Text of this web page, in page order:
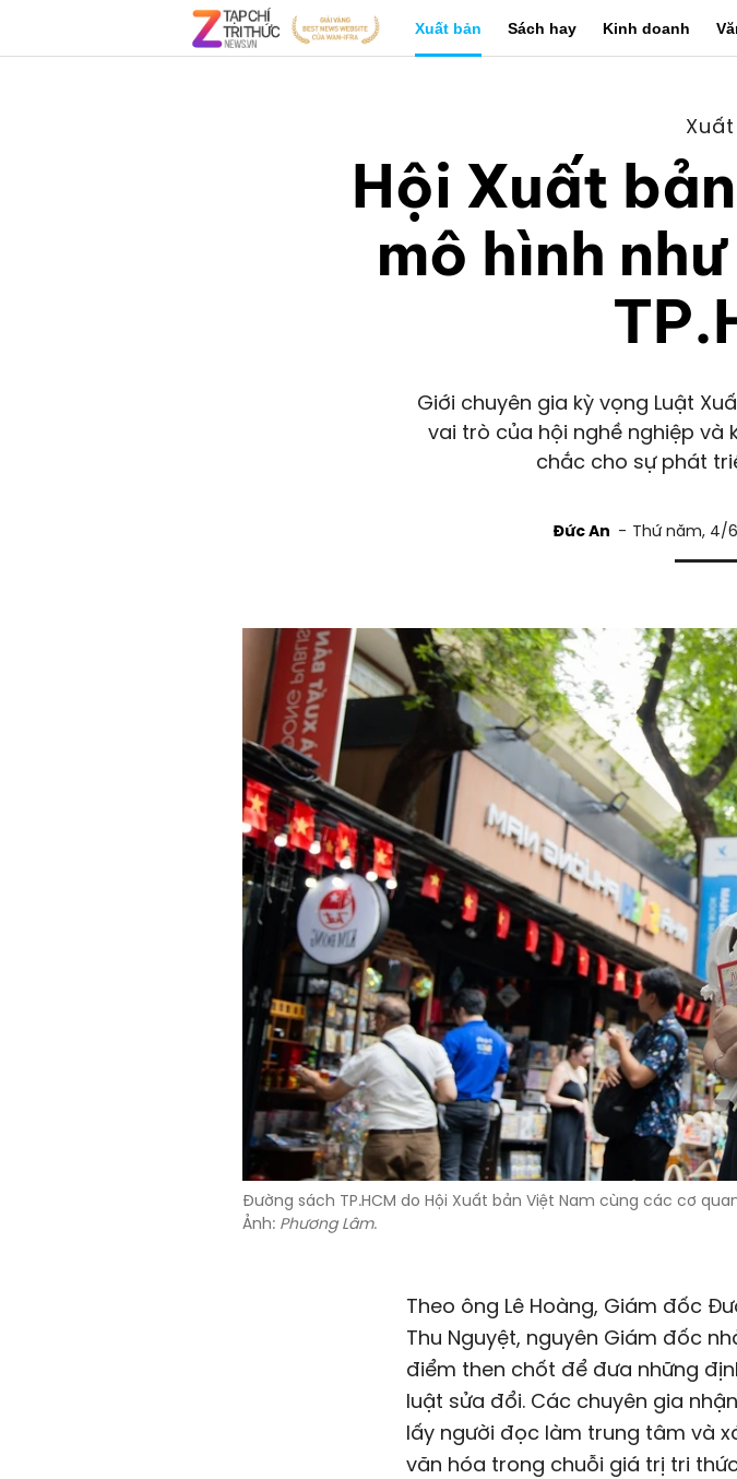
Xuất bản Sách hay Kinh doanh
Hội Xuất
mô hình
Giới chuyên gia kỳ vọng Luật
vai trò của hội nghề nghiệp và
chắc cho sự phát
Đức An Thứ năm, 4/
Đường sách TP.HCM do Hội Xuất bản Việt Nam cùng các cơ
Ảnh: Phương Lâm.
Theo ông Lê Hoàng, Giám đốc
Thu Nguyệt, nguyên Giám đốc
điểm then chốt để đưa những
luật sửa đổi. Các chuyên gia
lấy người đọc làm trung tâm và
văn hóa trong chuỗi giá trị tri